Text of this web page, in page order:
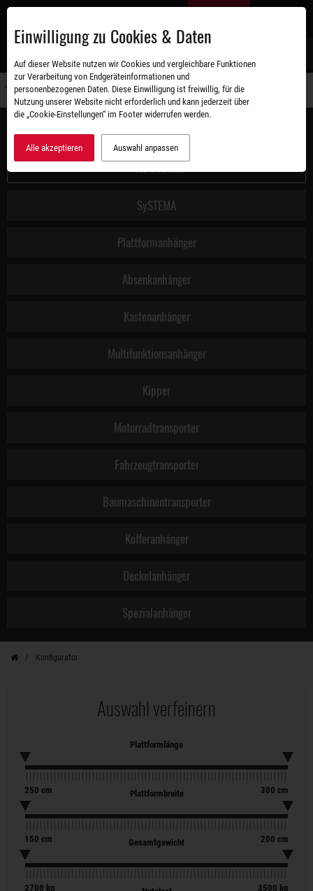
Zum
Anhänger konfigurieren
ALLE MODELLE
SySTEMA
Plattformanhänger
Absenkanhänger
Kastenanhänger
Multifunktionsanhänger
Kipper
Motorradtransporter
Fahrzeugtransporter
Baumaschinentransporter
Kofferanhänger
Deckelanhänger
Spezialanhänger
Konfigurator
Auswahl verfeinern
Plattformlänge
250 cm 300 cm
Plattformbreite
150 cm 200 cm
Gesamtgewicht
2700 kg 3500 kg
Einwilligung zu Cookies & Daten
Auf dieser Website nutzen wir Cookies und vergleichbare Funktionen
zur Verarbeitung von Endgeräteinformationen und
personenbezogenen Daten. Diese Einwilligung ist freiwillig, für die
Nutzung unserer Website nicht erforderlich und kann jederzeit über
die „Cookie-Einstellungen“ im Footer widerrufen werden.
Alle akzeptieren Auswahl anpassen